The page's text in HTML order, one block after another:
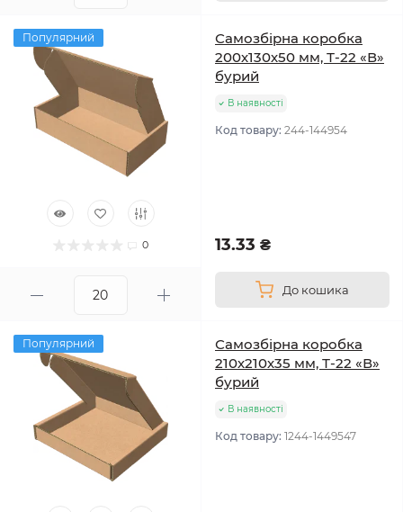
Популярний
0
Самозбірна коробка
200х130х50 мм, Т-22 «В»
бурий
В наявності
Код товару: 244-144954
13.33 ₴
До кошика
Популярний
Самозбірна коробка
210х210х35 мм, Т-22 «В»
бурий
В наявності
Код товару: 1244-1449547